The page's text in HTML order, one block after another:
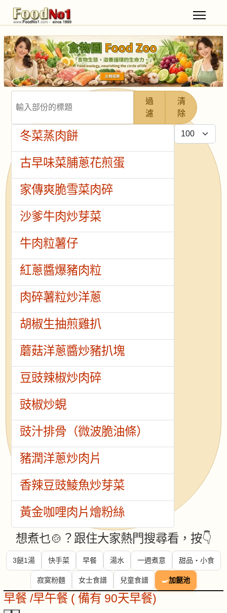
過
濾
清
除
每頁顯示條數
冬菜蒸肉餅
古早味菜脯蔥花煎蛋
家傳爽脆雪菜肉碎
沙爹牛肉炒芽菜
牛肉粒薯仔
紅蔥醬爆豬肉粒
肉碎薯粒炒洋蔥
胡椒生抽煎雞扒
蘑菇洋蔥醬炒豬扒塊
豆豉辣椒炒肉碎
豉椒炒蜆
豉汁排骨（微波脆油條）
豬潤洋蔥炒肉片
香辣豆豉鯪魚炒芽菜
黃金咖哩肉片燴粉絲
想煮乜🍲？跟住大家熱門搜尋看，按👇
3餸1湯 快手菜 早餐 湯水 一週煮意 甜品・小食
寂寞粉麵 女士食譜 兒童食譜 🍳加餸池
早餐 /早午餐 ( 備有 90天早餐)